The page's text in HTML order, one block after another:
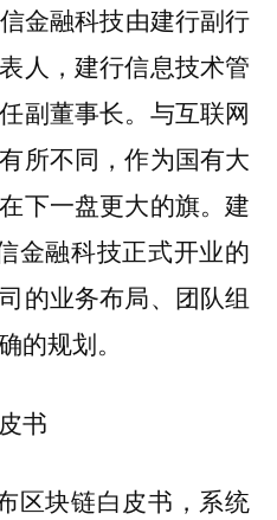
金融科技由建行副行
人，建行信息技术管
副董事长。与互联网
所不同，作为国有大
下一盘更大的旗。建
金融科技正式开业的
的业务布局、团队组
的规划。
书
区块链白皮书，系统